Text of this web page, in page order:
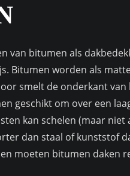
van bitumen als
Bitumen worden als
smelt de onderkant van
geschikt om over een
kan schelen (maar
dan staal of kunststof
moeten bitumen daken